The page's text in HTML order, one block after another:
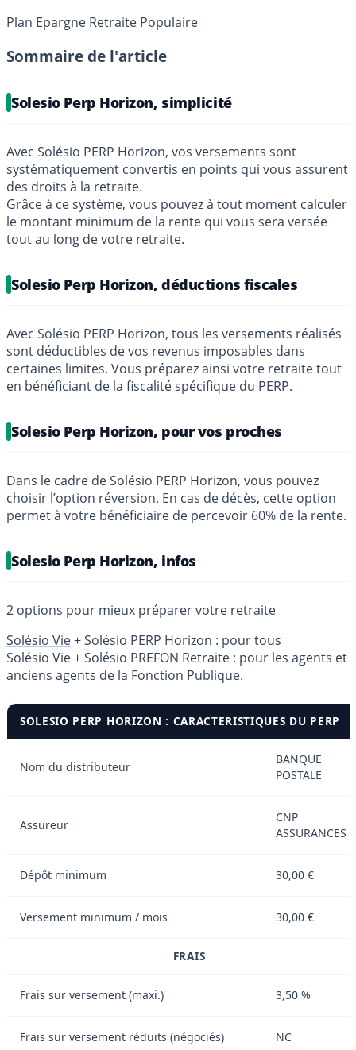
Plan Epargne Retraite Populaire
Sommaire de l'article
Solesio Perp Horizon, simplicité
Avec Solésio PERP Horizon, vos versements sont
systématiquement convertis en points qui vous assurent
des droits à la retraite.
Grâce à ce système, vous pouvez à tout moment calculer
le montant minimum de la rente qui vous sera versée
tout au long de votre retraite.
Solesio Perp Horizon, déductions fiscales
Avec Solésio PERP Horizon, tous les versements réalisés
sont déductibles de vos revenus imposables dans
certaines limites. Vous préparez ainsi votre retraite tout
en bénéficiant de la fiscalité spécifique du PERP.
Solesio Perp Horizon, pour vos proches
Dans le cadre de Solésio PERP Horizon, vous pouvez
choisir l’option réversion. En cas de décès, cette option
permet à votre bénéficiaire de percevoir 60% de la rente.
Solesio Perp Horizon, infos
2 options pour mieux préparer votre retraite
Solésio Vie+ Solésio PERP Horizon : pour tous
Solésio Vie + Solésio PREFON Retraite : pour les agents et
anciens agents de la Fonction Publique.
SOLESIO PERP HORIZON : CARACTERISTIQUES DU PERP
Nom du distributeur
BANQUE
POSTALE
Assureur
CNP
ASSURANCES
Dépôt minimum 30,00 €
Versement minimum / mois 30,00 €
FRAIS
Frais sur versement (maxi.) 3,50 %
Frais sur versement réduits (négociés) NC